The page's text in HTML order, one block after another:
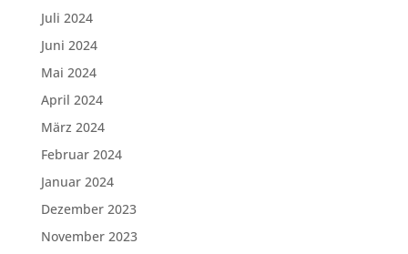
Juli 2024
Juni 2024
Mai 2024
April 2024
März 2024
Februar 2024
Januar 2024
Dezember 2023
November 2023